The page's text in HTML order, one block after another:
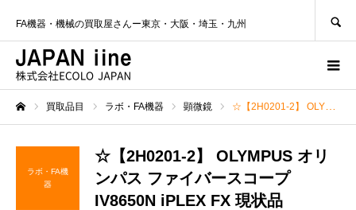
FA機器・機械の買取屋さんー東京・大阪・埼玉・九州
買取品目 ラボ・FA機器 顕微鏡 ☆【2H0201-2】 OLYMPUS オリンパス ファイバースコープ IV8650N iPLEX FX 現状品
ラボ・FA機
器
☆【2H0201-2】 OLYMPUS オリ
ンパス ファイバースコープ
IV8650N iPLEX FX 現状品